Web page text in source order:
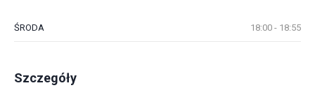
ŚRODA 18:00 - 18:55
Szczegóły